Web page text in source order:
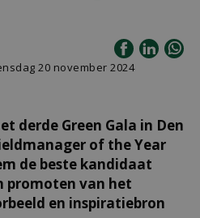
20 november 2024
derde Green Gala in Den
of the Year
de beste kandidaat
promoten van het
en inspiratiebron